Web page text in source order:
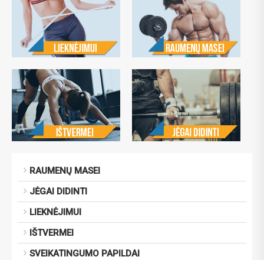
RAUMENŲ MASEI
JĖGAI DIDINTI
LIEKNĖJIMUI
IŠTVERMEI
SVEIKATINGUMO PAPILDAI